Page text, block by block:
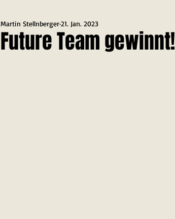
Future Team gewinnt!
Martin Stellnberger21. Jan. 2023